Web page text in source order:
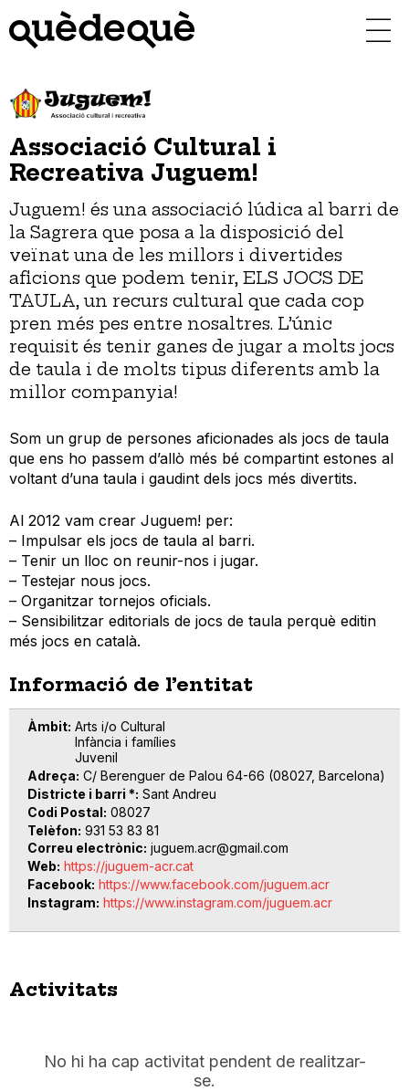
contingut
Associació Cultural i
Recreativa Juguem!
Juguem! és una associació lúdica al barri de
la Sagrera que posa a la disposició del
veïnat una de les millors i divertides
aficions que podem tenir, ELS JOCS DE
TAULA, un recurs cultural que cada cop
pren més pes entre nosaltres. L’únic
requisit és tenir ganes de jugar a molts jocs
de taula i de molts tipus diferents amb la
millor companyia!
Som un grup de persones aficionades als jocs de taula
que ens ho passem d’allò més bé compartint estones al
voltant d’una taula i gaudint dels jocs més divertits.
Al 2012 vam crear Juguem! per:
– Impulsar els jocs de taula al barri.
– Tenir un lloc on reunir-nos i jugar.
– Testejar nous jocs.
– Organitzar tornejos oficials.
– Sensibilitzar editorials de jocs de taula perquè editin
més jocs en català.
Informació de l’entitat
Àmbit Arts i/o Cultural
Infància i famílies
Juvenil
Adreça C/ Berenguer de Palou 64-66 (08027, Barcelona)
Districte i barri * Sant Andreu
Codi Postal 08027
Telèfon 931 53 83 81
Correu electrònic juguem.acr@gmail.com
Web https://juguem-acr.cat
Facebook https://www.facebook.com/juguem.acr
Instagram https://www.instagram.com/juguem.acr
Activitats
No hi ha cap activitat pendent de realitzar-
se.